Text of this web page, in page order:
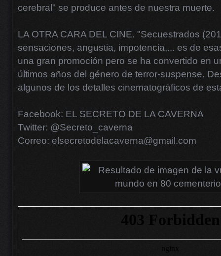
cerebral" se produce antes de nuestra muerte.
LA OTRA CARA DEL CINE. "Secuestrados
sensaciones, angustia, impotencia,... es de
una gran promoción pero se ha convertido en
últimos años del género de terror-suspense.
algunos de los detalles cinematográficos de
Facebook: EL SECRETO DE LA CAVERNA
Twitter: @Secreto_caverna
Correo: elsecretodelacaverna@gmail.com